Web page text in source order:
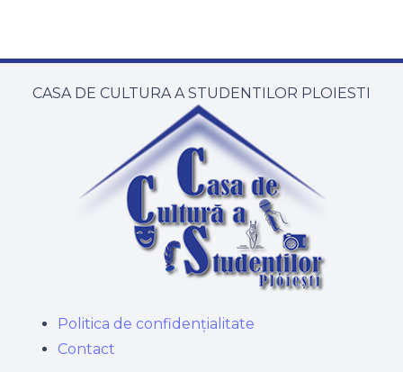
CASA DE CULTURA A STUDENTILOR PLOIESTI
Politica de confidențialitate
Contact